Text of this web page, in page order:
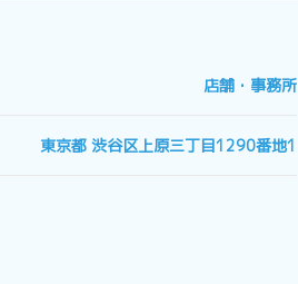
店舗・事務所
東京都 渋谷区上原三丁目1290番地1